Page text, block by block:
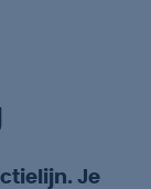
Je